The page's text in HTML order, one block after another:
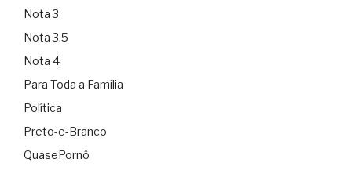
Nota 3
Nota 3.5
Nota 4
Para Toda a Família
Política
Preto-e-Branco
QuasePornô